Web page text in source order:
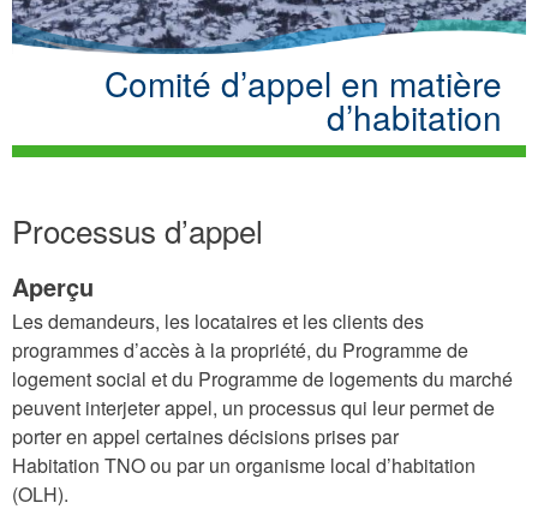
Comité d’appel en matière
d’habitation
Processus d’appel
Aperçu
Les demandeurs, les locataires et les clients des
programmes d’accès à la propriété, du Programme de
logement social et du Programme de logements du marché
peuvent interjeter appel, un processus qui leur permet de
porter en appel certaines décisions prises par
Habitation TNO ou par un organisme local d’habitation
(OLH).